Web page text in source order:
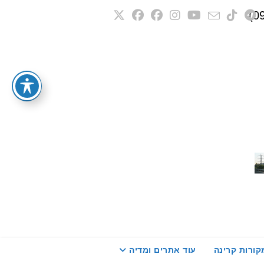
קרינה עוד אתרים ומדיה